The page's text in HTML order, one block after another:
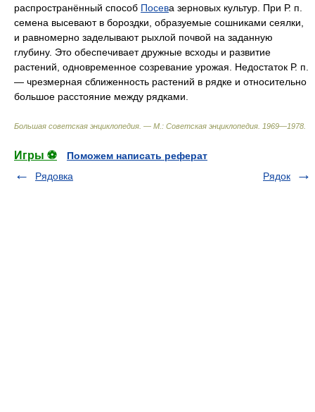
распространённый способ Посева зерновых культур. При Р. п.
семена высевают в бороздки, образуемые сошниками сеялки,
и равномерно заделывают рыхлой почвой на заданную
глубину. Это обеспечивает дружные всходы и развитие
растений, одновременное созревание урожая. Недостаток Р. п.
— чрезмерная сближенность растений в рядке и относительно
большое расстояние между рядками.
Большая советская энциклопедия. — М.: Советская энциклопедия 1969—1978
Игры ⚽
Поможем написать реферат
Рядовка
Рядок